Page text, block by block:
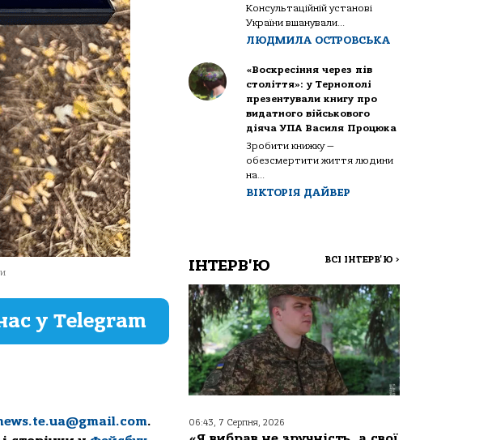
у Telegram
.
Консультаційній установі
України вшанували...
ЛЮДМИЛА ОСТРОВСЬКА
«Воскресіння через пів
століття»: у Тернополі
презентували книгу про
видатного військового
діяча УПА Василя Процюка
Зробити книжку —
обезсмертити життя людини
на...
ВІКТОРІЯ ДАЙВЕР
ІНТЕРВ'Ю ВСІ ІНТЕРВ'Ю >
06:43, 7 Серпня, 2026